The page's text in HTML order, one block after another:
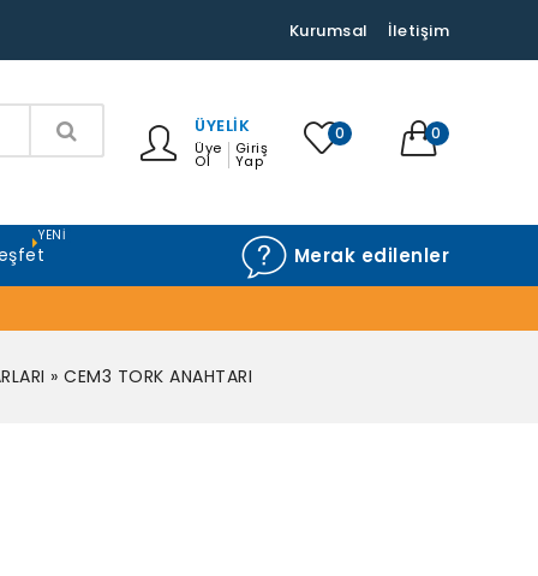
Kurumsal İletişim
ÜYELIK
Üye
Ol
Giriş
Yap
0 0
YENI
Merak edilenler
» CEM3 TORK ANAHTARI